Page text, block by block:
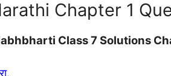
Chapter 1
Class 7 Solutions